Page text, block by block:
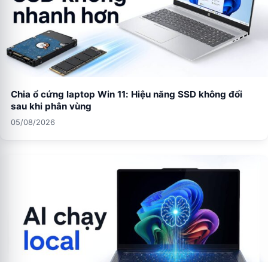
Chia ổ cứng laptop Win 11: Hiệu năng SSD không đổi
sau khi phân vùng
05/08/2026